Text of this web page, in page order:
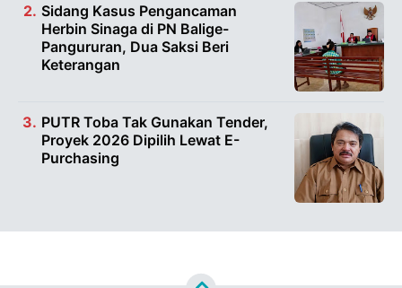
Sidang Kasus Pengancaman
Herbin Sinaga di PN Balige-
Pangururan, Dua Saksi Beri
Keterangan
PUTR Toba Tak Gunakan Tender,
Proyek 2026 Dipilih Lewat E-
Purchasing